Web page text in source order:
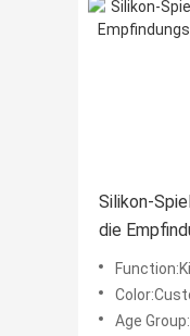
Silikon-
die
das frühe
Age